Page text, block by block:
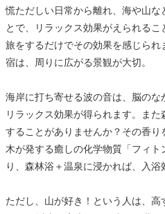
慌ただしい日常から離れ、海や山な
とで、リラックス効果がえられるこ
旅をするだけでその効果を感じら
宿は、周りに広がる景観が大切。
海岸に打ち寄せる波の音は、脳の
リラックス効果が得られます。ま
することがありませんか？その香
木が発する癒しの化学物質「フィト
り、森林浴＋温泉に浸かれば、入浴
ただし、山が好き！という人は、